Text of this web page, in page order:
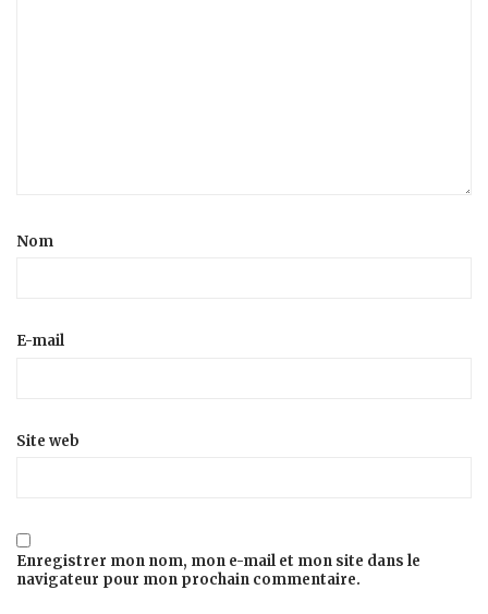
Nom
E-mail
Site web
Enregistrer mon nom, mon e-mail et mon site dans le
navigateur pour mon prochain commentaire.